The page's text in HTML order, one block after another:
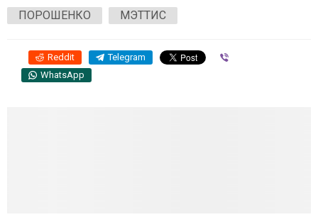
ПОРОШЕНКО
МЭТТИС
Reddit Telegram
WhatsApp